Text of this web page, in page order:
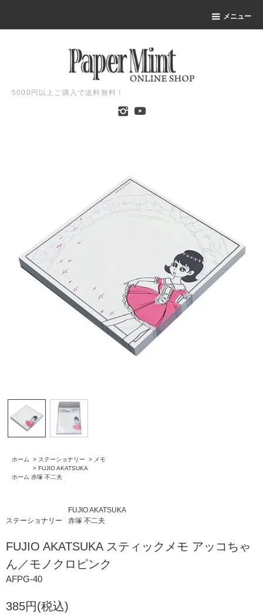
メニュー
5000円以上ご購入で送料無料！
ホーム > ステーショナリー > メモ
ホーム
> FUJIO AKATSUKA
赤塚 不二夫
ステーショナリー
FUJIO AKATSUKA
赤塚 不二夫
FUJIO AKATSUKA スティックメモ アッコちゃ
ん／モノクロピンク
AFPG-40
385円(税込)